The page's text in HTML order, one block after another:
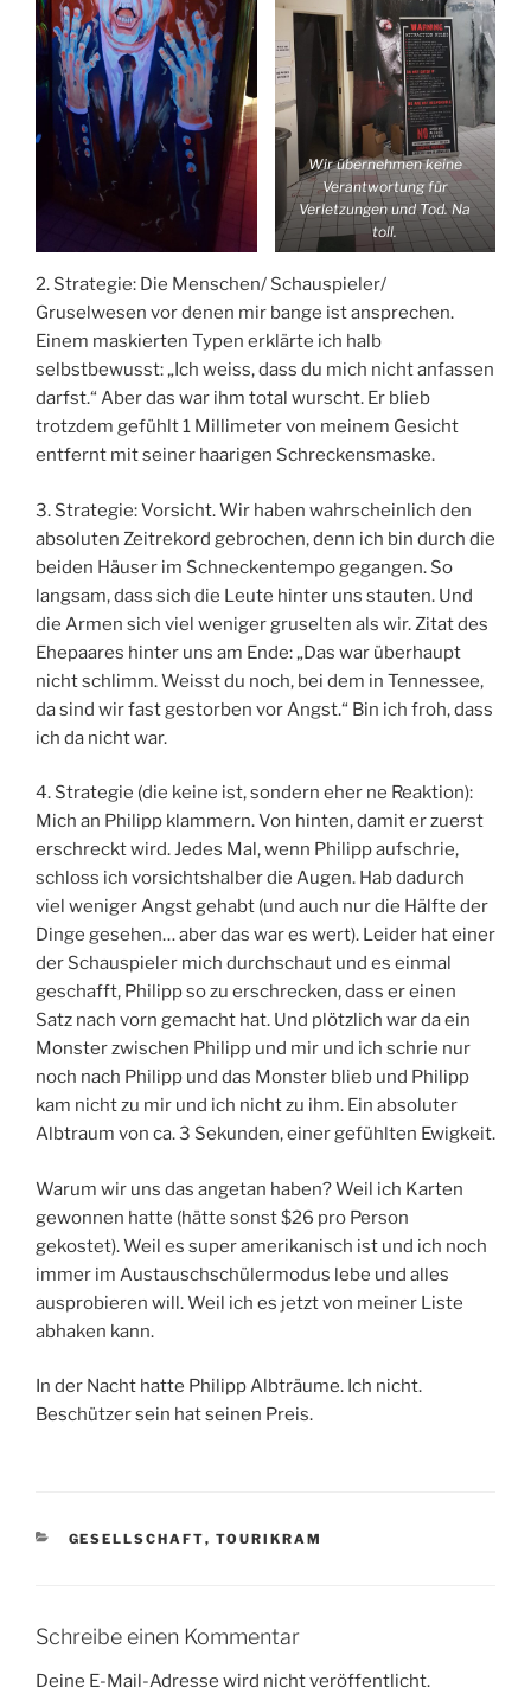
Wir übernehmen keine
Verantwortung für
Verletzungen und Tod. Na
toll.
2. Strategie: Die Menschen/ Schauspieler/
Gruselwesen vor denen mir bange ist ansprechen.
Einem maskierten Typen erklärte ich halb
selbstbewusst: „Ich weiss, dass du mich nicht anfassen
darfst.“ Aber das war ihm total wurscht. Er blieb
trotzdem gefühlt 1 Millimeter von meinem Gesicht
entfernt mit seiner haarigen Schreckensmaske.
3. Strategie: Vorsicht. Wir haben wahrscheinlich den
absoluten Zeitrekord gebrochen, denn ich bin durch die
beiden Häuser im Schneckentempo gegangen. So
langsam, dass sich die Leute hinter uns stauten. Und
die Armen sich viel weniger gruselten als wir. Zitat des
Ehepaares hinter uns am Ende: „Das war überhaupt
nicht schlimm. Weisst du noch, bei dem in Tennessee,
da sind wir fast gestorben vor Angst.“ Bin ich froh, dass
ich da nicht war.
4. Strategie (die keine ist, sondern eher ne Reaktion):
Mich an Philipp klammern. Von hinten, damit er zuerst
erschreckt wird. Jedes Mal, wenn Philipp aufschrie,
schloss ich vorsichtshalber die Augen. Hab dadurch
viel weniger Angst gehabt (und auch nur die Hälfte der
Dinge gesehen… aber das war es wert). Leider hat einer
der Schauspieler mich durchschaut und es einmal
geschafft, Philipp so zu erschrecken, dass er einen
Satz nach vorn gemacht hat. Und plötzlich war da ein
Monster zwischen Philipp und mir und ich schrie nur
noch nach Philipp und das Monster blieb und Philipp
kam nicht zu mir und ich nicht zu ihm. Ein absoluter
Albtraum von ca. 3 Sekunden, einer gefühlten Ewigkeit.
Warum wir uns das angetan haben? Weil ich Karten
gewonnen hatte (hätte sonst $26 pro Person
gekostet). Weil es super amerikanisch ist und ich noch
immer im Austauschschülermodus lebe und alles
ausprobieren will. Weil ich es jetzt von meiner Liste
abhaken kann.
In der Nacht hatte Philipp Albträume. Ich nicht.
Beschützer sein hat seinen Preis.
KATEGORIEN
GESELLSCHAFT, TOURIKRAM
Schreibe einen Kommentar
Deine E-Mail-Adresse wird nicht veröffentlicht.